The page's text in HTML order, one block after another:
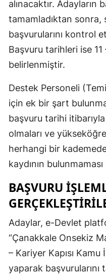
alınacaktır. Adayların
tamamladıktan sonra,
başvurularını kontrol
Başvuru tarihleri ise
belirlenmiştir.
Destek Personeli
için ek bir şart
başvuru tarihi itibarıyla
olmaları ve
herhangi bir
kaydının
BAŞVURU
Adaylar, e-Devlet
“Çanakkale Onsekiz
– Kariyer Kapısı
yaparak başvurularını